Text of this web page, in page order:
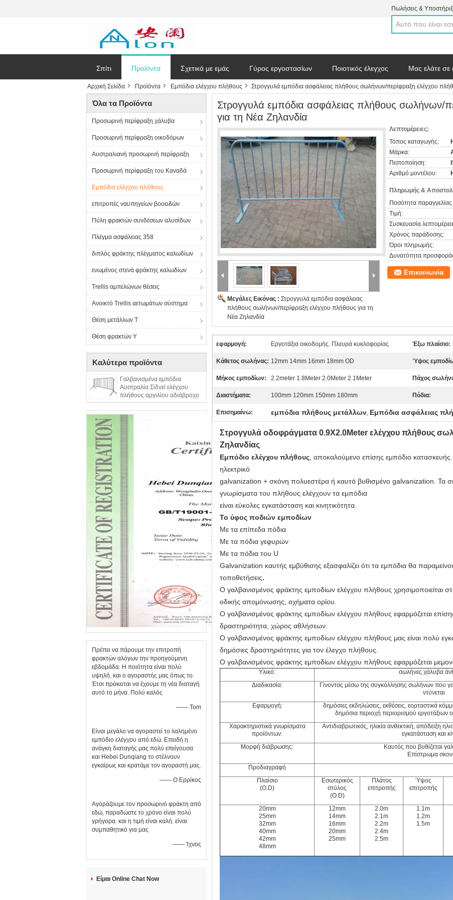
Πωλήσεις &
Σπίτι Προϊόντα Σχετικά με εμάς Γύρος εργοστασίων Ποιοτικός έλεγχος Μας ελάτε σε
Αρχική Σελίδα Προϊόντα Εμπόδια ελέγχου πλήθους Στρογγυλά εμπόδια ασφάλειας πλήθους σωλήνων/περίφραξη ελέγχου
Όλα τα Προϊόντα
Προσωρινή περίφραξη χάλυβα
Προσωρινή περίφραξη οικοδόμων
Αυστραλιανή προσωρινή περίφραξη
Προσωρινή περίφραξη του Καναδά
Εμπόδια ελέγχου πλήθους
επιτροπές ναυπηγείων βοοειδών
Πύλη φρακτών συνδέσεων αλυσίδων
Πλέγμα ασφάλειας 358
διπλός φράκτης πλέγματος καλωδίων
ενωμένος στενά φράκτης καλωδίων
Trellis αμπελώνων θέσεις
Ανοικτό Trellis αετωμάτων σύστημα
Θέση μετάλλων Τ
Θέση φρακτών Υ
Καλύτερα προϊόντα
Γαλβανισμένα εμπόδια
Αυστραλία Σίδνεϊ ελέγχου
πλήθους αργιλίου αδιάβροχο
Πρέπει να πάρουμε την επιτροπή
φρακτών αλόγων την προηγούμενη
εβδομάδα. Η ποιότητα είναι πολύ
υψηλή. και ο αγοραστής μας όπως το.
Έτσι πρόκειται να έχουμε τη νέα διαταγή
αυτό το μήνα. Πολύ καλός
—— Tom
Είναι μεγάλο να αγοραστεί το λαλημένο
εμπόδιο ελέγχου από εδώ. Επειδή η
ανάγκη διαταγής μας πολύ επείγουσα
και Hebei Dunqiang το στέλνουν
εγκαίρως και κρατάμε τον αγοραστή μας.
—— Ο Ερρίκος
Αγοράζουμε τον προσωρινό φράκτη από
εδώ, παραδώστε το χρόνο είναι πολύ
γρήγορα. και η τιμή είναι καλή. είναι
συμπαθητικό για μας
—— Ίχνος
Είμαι Online Chat Now
Στρογγυλά εμπόδια ασφάλειας πλήθους σωλήνων/
για τη Νέα Ζηλανδία
Μεγάλες Εικόνας : Στρογγυλά εμπόδια ασφάλειας
πλήθους σωλήνων/περίφραξη ελέγχου πλήθους για τη
Νέα Ζηλανδία
Λεπτομέρειες:
Τόπος καταγωγής:
Μάρκα:
Πιστοποίηση:
Αριθμό μοντέλου:
Πληρωμής &
Ποσότητα
Τιμή:
Συσκευασία
Χρόνος παράδοσης:
Όροι πληρωμής:
Δυνατότητα
Επικοινωνία
εφαρμογή: Εργοτάξια οικοδομής. Πλευρά κυκλοφορίας Έξω πλαίσιο:
Κάθετος σωλήνας: 12mm 14mm 16mm 18mm OD Ύψος
Μήκος εμποδίων: 2.2meter 1.8Meter 2.0Meter 2.1Meter Πάχος
Διαστήματα: 100mm 120mm 150mm 180mm Πόδια:
Επισημαίνω: εμπόδια πλήθους μετάλλων, Εμπόδια ασφάλειας
Στρογγυλά οδοφράγματα 0.9X2.0Meter ελέγχου πλήθους
Ζηλανδίας
Εμπόδιο ελέγχου πλήθους , αποκαλούμενο επίσης εμπόδιο
ηλεκτρικό
galvanization + σκόνη πολυεστέρα ή καυτό βυθισμένο galvanization. Τα
γνωρίσματα του πλήθους ελέγχουν τα εμπόδια
είναι εύκολες εγκατάσταση και κινητικότητα.
Το ύφος ποδιών εμποδίων
Με τα επίπεδα πόδια
Με τα πόδια γεφυρών
Με τα πόδια του U
Galvanization καυτής εμβύθισης εξασφαλίζει ότι τα εμπόδια θα
τοποθετήσεις.
Ο γαλβανισμένος φράκτης εμποδίων ελέγχου πλήθους χρησιμοποιείται
οδικής απομόνωσης, οχήματα ορίου.
Ο γαλβανισμένος φράκτης εμποδίων ελέγχου πλήθους εφαρμόζεται
δραστηριότητα, χώρος αθλήσεων.
Ο γαλβανισμένος φράκτης εμποδίων ελέγχου πλήθους μας είναι πολύ
δημόσιες δραστηριότητες για τον έλεγχο πλήθους.
Ο γαλβανισμένος φράκτης εμποδίων ελέγχου πλήθους εφαρμόζεται
Υλικό:
σωλήνες χάλυβα
Διαδικασία:
Γίνοντας μέσω της συγκόλλησης σωλήνων που
ντύνεται
Εφαρμογή:
δημόσιες εκδηλώσεις, εκθέσεις, εορταστικά
δημόσια περιοχή περιορισμού εργοτάξιων
Χαρακτηριστικά γνωρίσματα
προϊόντων:
Αντιδιαβρωτικός, ηλικία ανθεκτική, απόδειξη
εγκατάσταση και
Μορφή διάβρωσης:
Καυτός που βυθίζεται
Επίστρωμα
Προδιαγραφή
Πλαίσιο
(O.D)
Εσωτερικός
στύλος
(O.D)
Πλάτος
επιτροπής
Ύψος
επιτροπής
20mm
25mm
32mm
40mm
42mm
48mm
12mm
14mm
16mm
20mm
25mm
2.0m
2.1m
2.2m
2.4m
2.5m
1.1m
1.2m
1.5m